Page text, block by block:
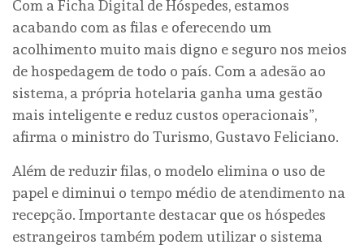
Com a Ficha Digital de Hóspedes, estamos
acabando com as filas e oferecendo um
acolhimento muito mais digno e seguro nos meios
de hospedagem de todo o país. Com a adesão ao
sistema, a própria hotelaria ganha uma gestão
mais inteligente e reduz custos operacionais”,
afirma o ministro do Turismo, Gustavo Feliciano.
Além de reduzir filas, o modelo elimina o uso de
papel e diminui o tempo médio de atendimento na
recepção. Importante destacar que os hóspedes
estrangeiros também podem utilizar o sistema